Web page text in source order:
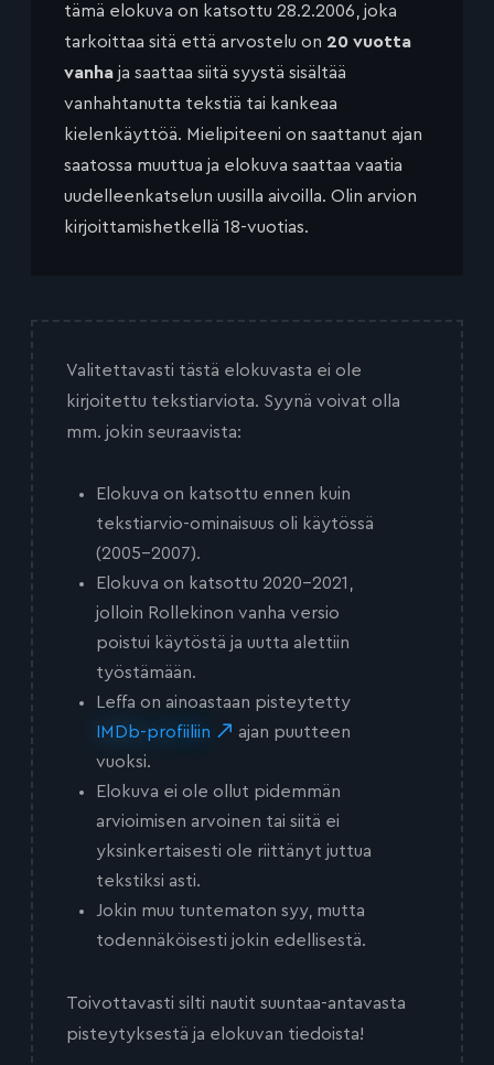
tämä elokuva on katsottu 28.2.2006, joka
tarkoittaa sitä että arvostelu on 20 vuotta
vanha ja saattaa siitä syystä sisältää
vanhahtanutta tekstiä tai kankeaa
kielenkäyttöä. Mielipiteeni on saattanut ajan
saatossa muuttua ja elokuva saattaa vaatia
uudelleenkatselun uusilla aivoilla. Olin arvion
kirjoittamishetkellä 18-vuotias.
Valitettavasti tästä elokuvasta ei ole
kirjoitettu tekstiarviota. Syynä voivat olla
mm. jokin seuraavista:
Elokuva on katsottu ennen kuin
tekstiarvio-ominaisuus oli käytössä
(2005-2007).
Elokuva on katsottu 2020-2021,
jolloin Rollekinon vanha versio
poistui käytöstä ja uutta alettiin
työstämään.
Leffa on ainoastaan pisteytetty
IMDb-profiiliin
ajan puutteen
vuoksi.
Elokuva ei ole ollut pidemmän
arvioimisen arvoinen tai siitä ei
yksinkertaisesti ole riittänyt juttua
tekstiksi asti.
Jokin muu tuntematon syy, mutta
todennäköisesti jokin edellisestä.
Toivottavasti silti nautit suuntaa-antavasta
pisteytyksestä ja elokuvan tiedoista!